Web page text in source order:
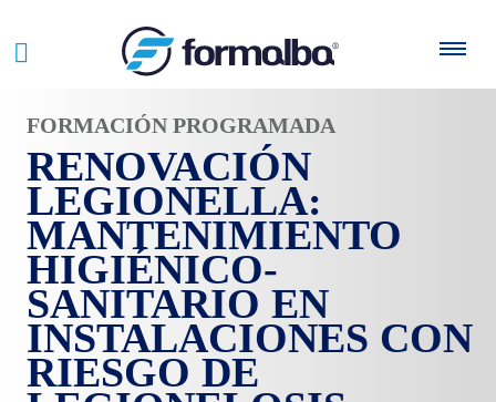
FORMACIÓN PROGRAMADA
RENOVACIÓN
LEGIONELLA:
MANTENIMIENTO
HIGIÉNICO-
SANITARIO EN
INSTALACIONES CON
RIESGO DE